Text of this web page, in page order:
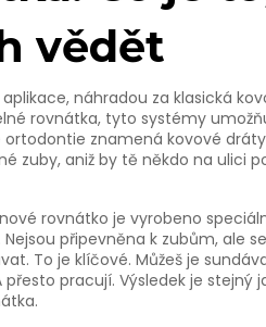
vědět
, náhradou za klasická
rovnátka, tyto systémy
ortodontie znamená kovové
zuby, aniž by tě někdo na ulici
rovnátko je vyrobeno
připevněna k zubům, ale
To je klíčové. Můžeš je
pracují. Výsledek je stejný